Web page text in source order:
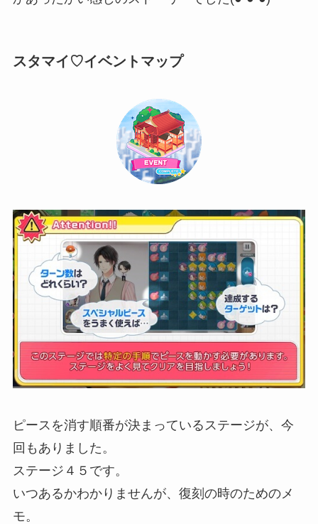
スタマイ♡イベントマップ
ピースを消す順番が決まっているステージが、今
回もありました。
ステージ４５です。
いつあるかわかりませんが、復刻の時のためのメ
モ。